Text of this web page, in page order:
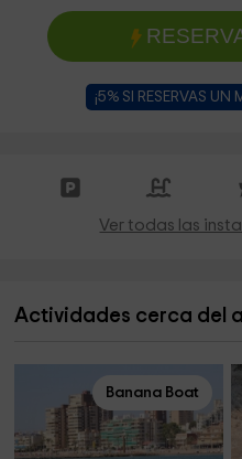
¡5% SI RESERVAS
Ver todas las
Actividades cerca del
Banana Boat